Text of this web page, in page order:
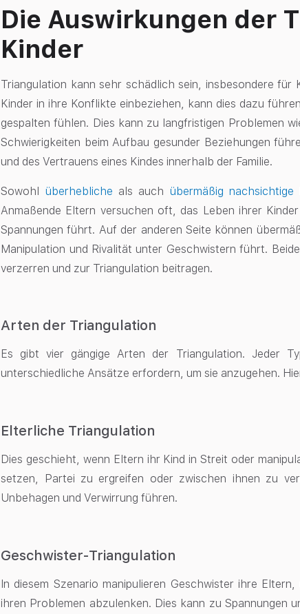
Die Auswirkungen der
Kinder
Triangulation kann sehr schädlich sein, insbesondere für
Kinder in ihre Konflikte einbeziehen, kann dies dazu
gespalten fühlen. Dies kann zu langfristigen Problemen
Schwierigkeiten beim Aufbau gesunder Beziehungen
und des Vertrauens eines Kindes innerhalb der Familie.
Sowohl überhebliche als auch übermäßig nachsichtige
Anmaßende Eltern versuchen oft, das Leben ihrer
Spannungen führt. Auf der anderen Seite können
Manipulation und Rivalität unter Geschwistern führt.
verzerren und zur Triangulation beitragen.
Arten der Triangulation
Es gibt vier gängige Arten der Triangulation. Jeder
unterschiedliche Ansätze erfordern, um sie anzugehen.
Elterliche Triangulation
Dies geschieht, wenn Eltern ihr Kind in Streit oder
setzen, Partei zu ergreifen oder zwischen ihnen zu
Unbehagen und Verwirrung führen.
Geschwister-Triangulation
In diesem Szenario manipulieren Geschwister ihre
ihren Problemen abzulenken. Dies kann zu Spannungen